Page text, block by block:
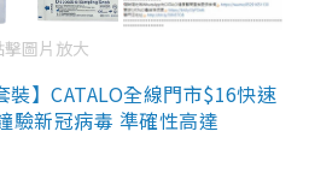
擊圖片放大
】CATALO全線門市$16快速
驗新冠病毒 準確性高達